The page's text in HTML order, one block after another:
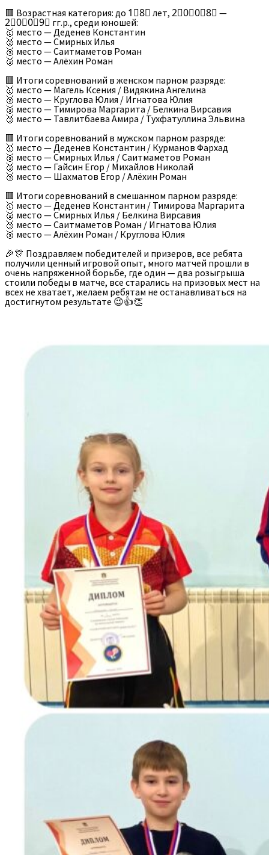
🟥 Возрастная категория: до 1⃣8⃣ лет, 2⃣0⃣0⃣8⃣ —
2⃣0⃣0⃣9⃣ гг.р., среди юношей:
🥇 место — Деденев Константин
🥈 место — Смирных Илья
🥉 место — Саитмаметов Роман
🥉 место — Алёхин Роман
🟥 Итоги соревнований в женском парном разряде:
🥇 место — Магель Ксения / Видякина Ангелина
🥈 место — Круглова Юлия / Игнатова Юлия
🥉 место — Тимирова Маргарита / Белкина Вирсавия
🥉 место — Тавлитбаева Амира / Тухфатуллина Эльвина
🟥 Итоги соревнований в мужском парном разряде:
🥇 место — Деденев Константин / Курманов Фархад
🥈 место — Смирных Илья / Саитмаметов Роман
🥉 место — Гайсин Егор / Михайлов Николай
🥉 место — Шахматов Егор / Алёхин Роман
🟥 Итоги соревнований в смешанном парном разряде:
🥇 место — Деденев Константин / Тимирова Маргарита
🥈 место — Смирных Илья / Белкина Вирсавия
🥉 место — Саитмаметов Роман / Игнатова Юлия
🥉 место — Алёхин Роман / Круглова Юлия
🎉🎊 Поздравляем победителей и призеров, все ребята
получили ценный игровой опыт, много матчей прошли в
очень напряженной борьбе, где один — два розыгрыша
стоили победы в матче, все старались на призовых мест на
всех не хватает, желаем ребятам не останавливаться на
достигнутом результате 😉👍👏